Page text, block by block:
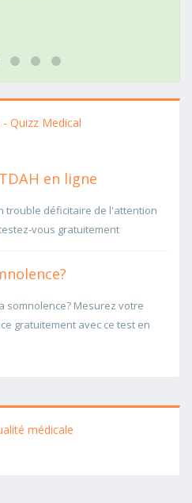
- Quizz Medical
en ligne
trouble déficitaire de l'attention
vous gratuitement
somnolence? Mesurez votre
gratuitement avec ce test en
médicale